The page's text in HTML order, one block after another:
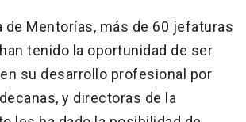
de Mentorías, más de 60 jefaturas
tenido la oportunidad de ser
su desarrollo profesional por
y directoras de la